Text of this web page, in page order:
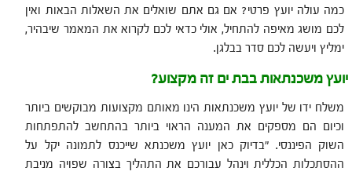
כמה עולה יועץ פרטי? אם גם אתם שואלים את השאלות הבאות ואין
לכם מושג מאיפה להתחיל, אולי כדאי לכם לקרוא את המאמר שיבהיר,
ימליץ ויעשה לכם סדר בבלגן.
יועץ משכנתאות בבת ים זה מקצוע?
משלח ידו של יועץ משכנתאות הינו מאותם מקצועות מבוקשים ביותר
וכיום הם מספקים את המענה הראוי ביותר בהתחשב להתפתחות
השוק הפיננסי. "בדיוק כאן יועץ משכנתא שייכנס לתמונה יקל על
ההסתכלות הכללית וינהל עבורכם את התהליך בצורה שפויה מניבת